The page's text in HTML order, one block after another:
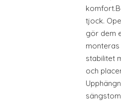
tjock.
gör dem
monteras
stabilitet
och